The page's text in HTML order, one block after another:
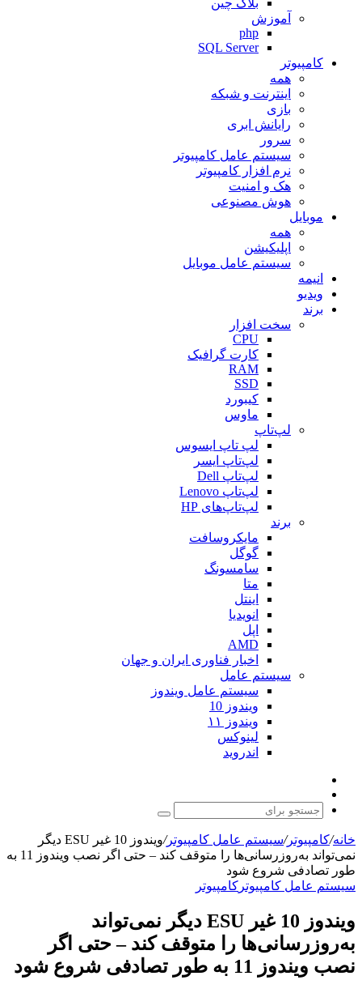
بلاک چین
آموزش
php
SQL Server
کامپیوتر
همه
اینترنت و شبکه
بازی
رایانش ابری
سرور
سیستم عامل کامپیوتر
نرم افزار کامپیوتر
هک و امنیت
هوش مصنوعی
موبایل
همه
اپلیکیشن
سیستم عامل موبایل
انیمه
ویدیو
برند
سخت افزار
CPU
کارت گرافیک
RAM
SSD
کیبورد
ماوس
لپ‌تاپ
لپ تاپ ایسوس
لپ‌تاپ ایسر
لپ‌تاپ Dell
لپ‌تاپ Lenovo
لپ‌تاپ‌های HP
برند
مایکروسافت
گوگل
سامسونگ
متا
اینتل
انویدیا
اپل
AMD
اخبار فناوری ایران و جهان
سیستم عامل
سیستم عامل ویندوز
ویندوز 10
ویندوز ۱۱
لینوکس
اندروید
پوسته
جستجو
خانه/کامپیوتر/سیستم عامل کامپیوتر/
ویندوز 10 غیر ESU دیگر
نمی‌تواند به‌روزرسانی‌ها را متوقف کند – حتی اگر نصب ویندوز 11 به
طور تصادفی شروع شود
سیستم عامل کامپیوتر کامپیوتر
ویندوز 10 غیر ESU دیگر نمی‌تواند
به‌روزرسانی‌ها را متوقف کند – حتی اگر
نصب ویندوز 11 به طور تصادفی شروع شود